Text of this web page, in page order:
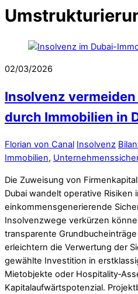
02/03/2026
Insolvenz
durch Immobilien in
Florian von Canal Insolvenz
Immobilien,
Die Zuweisung von
Dubai wandelt operative Risiken
einkommensgenerierende
Insolvenzwege verkürzen
transparente
erleichtern die Verwertung der
gewählte Investition in
Mietobjekte oder
Kapitalaufwärtspotenzial.